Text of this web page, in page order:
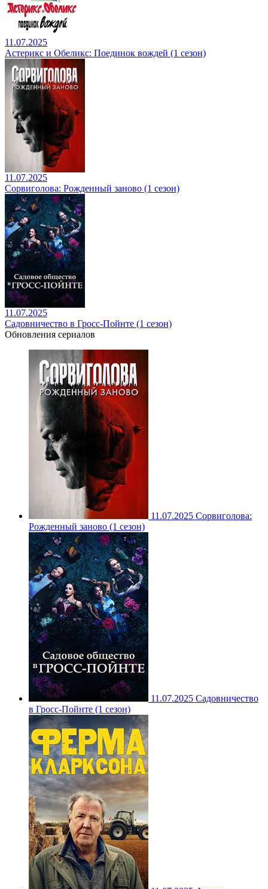
11.07.2025
Астерикс и Обеликс: Поединок вождей (1 сезон)
11.07.2025
Сорвиголова: Рожденный заново (1 сезон)
11.07.2025
Садовничество в Гросс-Пойнте (1 сезон)
Обновления сериалов
11.07.2025 Сорвиголова:
Рожденный заново (1 сезон)
11.07.2025 Садовничество
в Гросс-Пойнте (1 сезон)